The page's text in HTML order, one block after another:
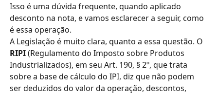
Isso é uma dúvida frequente, quando aplicado
desconto na nota, e vamos esclarecer a seguir, como
é essa operação.
A Legislação é muito clara, quanto a essa questão. O
RIPI (Regulamento do Imposto sobre Produtos
Industrializados), em seu Art. 190, § 2º, que trata
sobre a base de cálculo do IPI, diz que não podem
ser deduzidos do valor da operação, descontos,